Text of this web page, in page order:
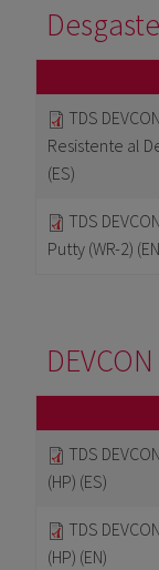
TDS
Resistente al
(ES)
TDS
Putty (WR-2)
TDS
(HP) (ES)
TDS
(HP) (EN)